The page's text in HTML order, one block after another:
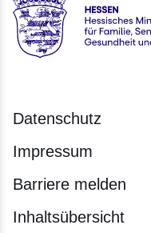
Hessen - Hessisches
Datenschutz
Impressum
Barriere melden
Inhaltsübersicht